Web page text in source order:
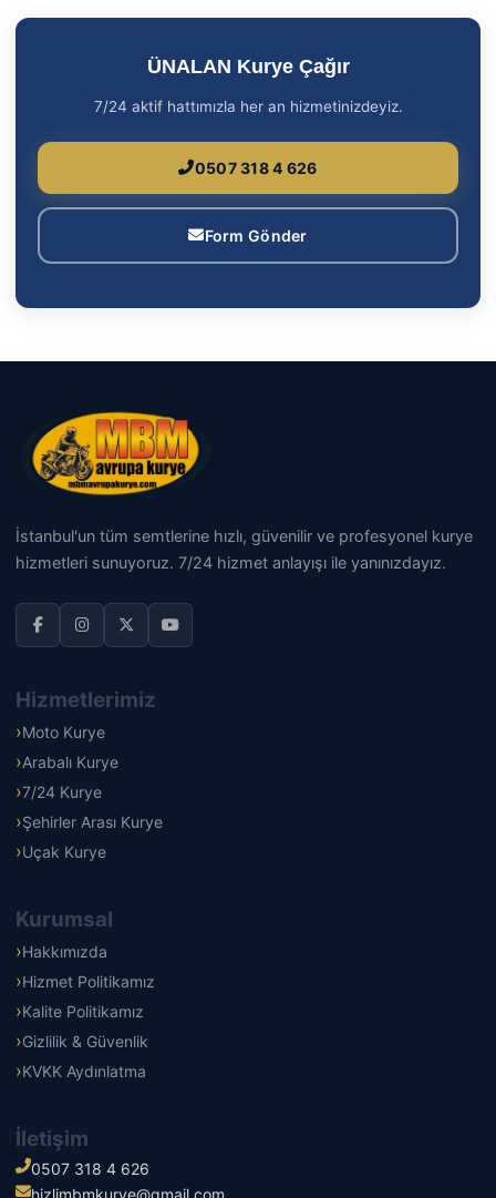
ÜNALAN Kurye Çağır
7/24 aktif hattımızla her an hizmetinizdeyiz.
0507 318 4 626
Form Gönder
İstanbul'un tüm semtlerine hızlı, güvenilir ve profesyonel kurye
hizmetleri sunuyoruz. 7/24 hizmet anlayışı ile yanınızdayız.
Hizmetlerimiz
Moto Kurye
Arabalı Kurye
7/24 Kurye
Şehirler Arası Kurye
Uçak Kurye
Kurumsal
Hakkımızda
Hizmet Politikamız
Kalite Politikamız
Gizlilik & Güvenlik
KVKK Aydınlatma
İletişim
0507 318 4 626
hizlimbmkurye@gmail.com